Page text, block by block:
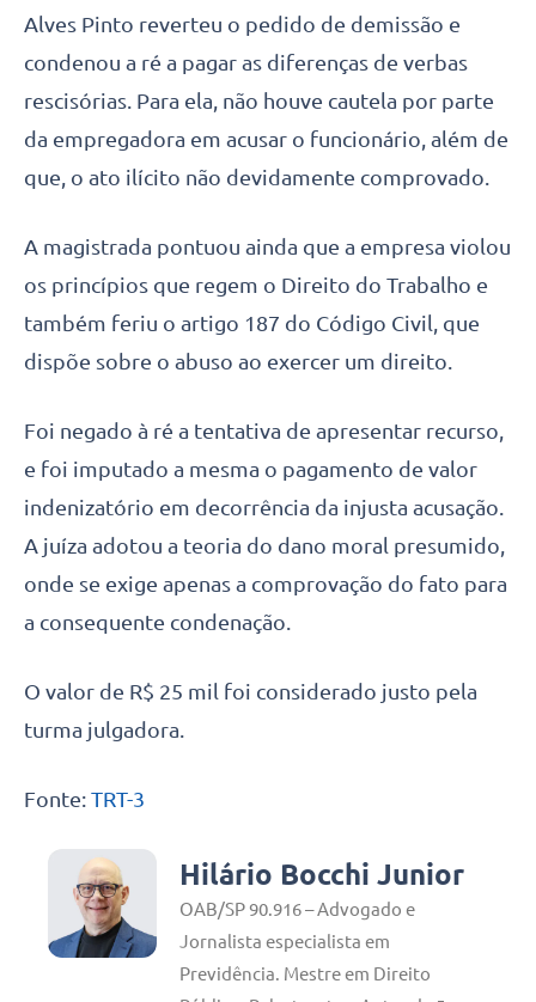
Alves Pinto reverteu o pedido de demissão e
condenou a ré a pagar as diferenças de verbas
rescisórias. Para ela, não houve cautela por parte
da empregadora em acusar o funcionário, além de
que, o ato ilícito não devidamente comprovado.
A magistrada pontuou ainda que a empresa violou
os princípios que regem o Direito do Trabalho e
também feriu o artigo 187 do Código Civil, que
dispõe sobre o abuso ao exercer um direito.
Foi negado à ré a tentativa de apresentar recurso,
e foi imputado a mesma o pagamento de valor
indenizatório em decorrência da injusta acusação.
A juíza adotou a teoria do dano moral presumido,
onde se exige apenas a comprovação do fato para
a consequente condenação.
O valor de R$ 25 mil foi considerado justo pela
turma julgadora.
Fonte: TRT-3
Hilário Bocchi Junior
OAB/SP 90.916 – Advogado e
Jornalista especialista em
Previdência. Mestre em Direito